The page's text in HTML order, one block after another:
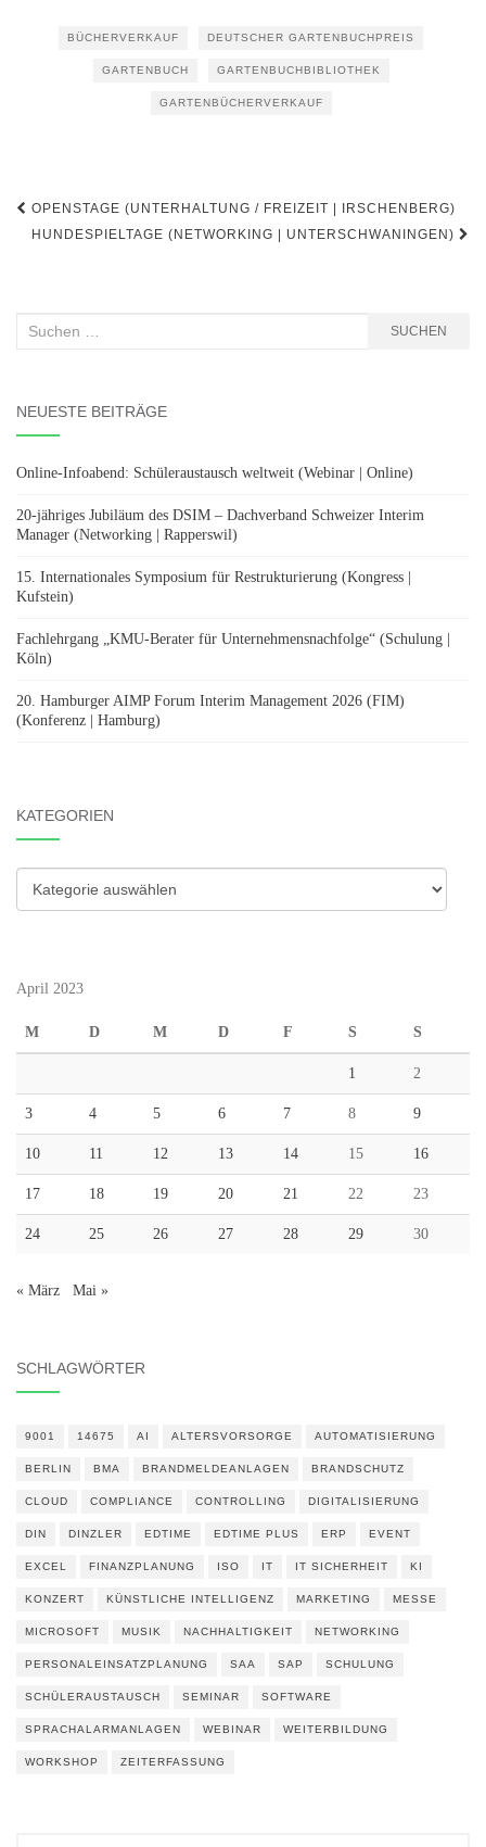
BÜCHERVERKAUF DEUTSCHER GARTENBUCHPREIS
GARTENBUCH GARTENBUCHBIBLIOTHEK
GARTENBÜCHERVERKAUF
Beitragsnavigation
OPENSTAGE (UNTERHALTUNG / FREIZEIT | IRSCHENBERG)
HUNDESPIELTAGE (NETWORKING | UNTERSCHWANINGEN)
Suchen
SUCHEN
NEUESTE BEITRÄGE
Online-Infoabend: Schüleraustausch weltweit (Webinar | Online)
20-jähriges Jubiläum des DSIM – Dachverband Schweizer Interim
Manager (Networking | Rapperswil)
15. Internationales Symposium für Restrukturierung (Kongress |
Kufstein)
Fachlehrgang „KMU-Berater für Unternehmensnachfolge“ (Schulung |
Köln)
20. Hamburger AIMP Forum Interim Management 2026 (FIM)
(Konferenz | Hamburg)
KATEGORIEN
Kategorien
April 2023
M D M D F S S
1 2
3 4 5 6 7 8 9
10 11 12 13 14 15 16
17 18 19 20 21 22 23
24 25 26 27 28 29 30
« März Mai »
SCHLAGWÖRTER
9001 14675 AI ALTERSVORSORGE AUTOMATISIERUNG
BERLIN BMA BRANDMELDEANLAGEN BRANDSCHUTZ
CLOUD COMPLIANCE CONTROLLING DIGITALISIERUNG
DIN DINZLER EDTIME EDTIME PLUS ERP EVENT
EXCEL FINANZPLANUNG ISO IT IT SICHERHEIT KI
KONZERT KÜNSTLICHE INTELLIGENZ MARKETING MESSE
MICROSOFT MUSIK NACHHALTIGKEIT NETWORKING
PERSONALEINSATZPLANUNG SAA SAP SCHULUNG
SCHÜLERAUSTAUSCH SEMINAR SOFTWARE
SPRACHALARMANLAGEN WEBINAR WEITERBILDUNG
WORKSHOP ZEITERFASSUNG